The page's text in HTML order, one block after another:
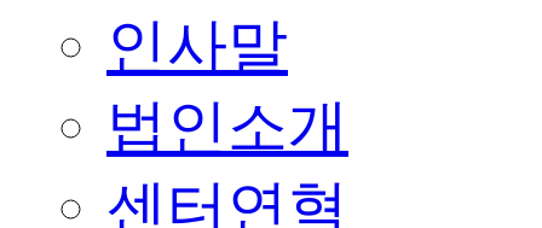
인사말
법인소개
센터연혁